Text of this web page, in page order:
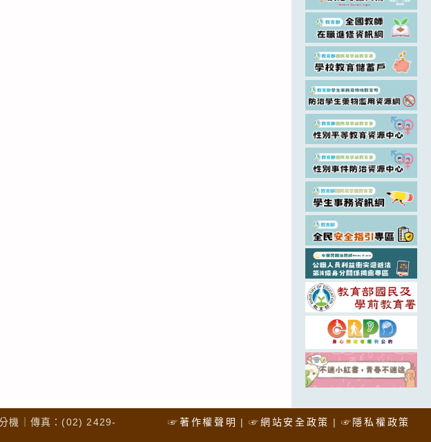
☞著作權聲明 ☞網站安全政策 ☞隱私權政策
機｜傳真：(02) 2429-